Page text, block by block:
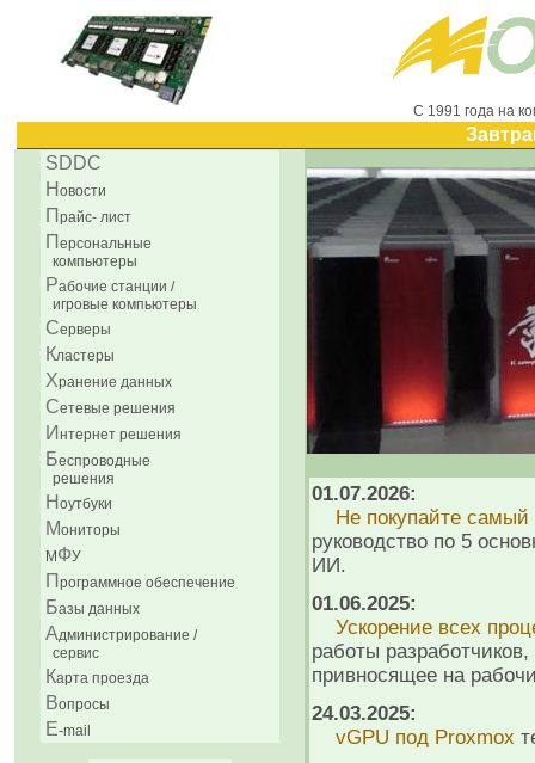
С 1991 года на
SDDC
Н овости
П райс- лист
П ерсональные
компьютеры
Рабочие станции /
игровые компьютеры
Серверы
Кластеры
Хранение данных
Сетевые решения
И нтернет решения
Беспроводные
решения
H оутбуки
Мониторы
М ФУ
П рограммное обеспечение
Базы данных
Администрирование /
сервис
Карта проезда
Вопросы
E-mail
01.07.2026:
Не покупайте самый
руководство по 5
ИИ.
01.06.2025:
Ускорение всех
работы
привносящее на
24.03.2025:
vGPU под Proxmox